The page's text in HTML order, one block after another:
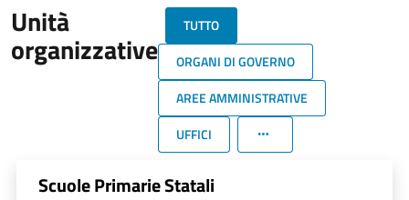
Unità
organizzative
TUTTO
ORGANI DI GOVERNO
AREE AMMINISTRATIVE
UFFICI
Scuole Primarie Statali